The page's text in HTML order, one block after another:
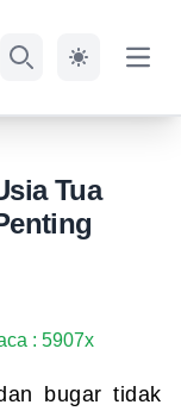
Tua
: 5907x
bugar tidak